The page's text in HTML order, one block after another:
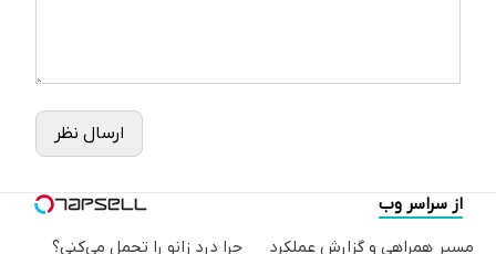
ارسال نظر
از سراسر وب
مسیر همراهی و گزارش عملکرد
چرا درد زانو را تحمل می‌کنی؟